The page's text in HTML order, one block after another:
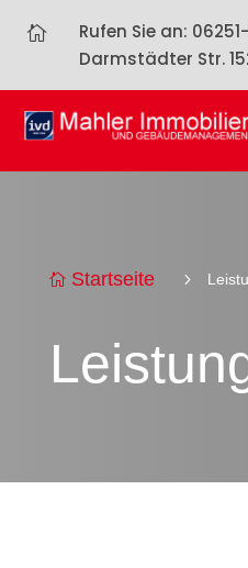

Rufen Sie an:
Darmstädter Str.
 Startseite 5